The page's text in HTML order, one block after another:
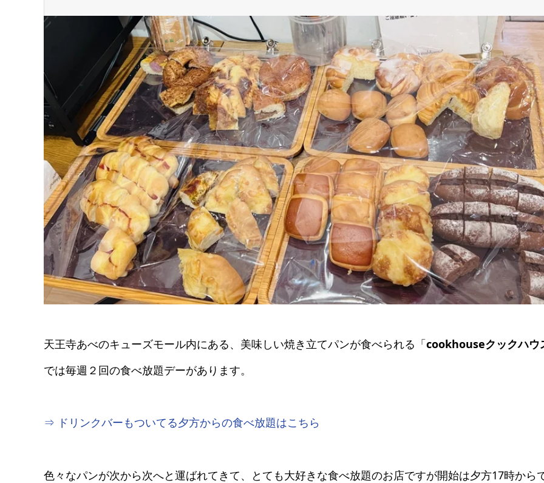
天王寺あべのキューズモール内にある、美味しい焼き立てパンが食べられる「cookhouseクックハウ
では毎週２回の食べ放題デーがあります。
⇒ ドリンクバーもついてる夕方からの食べ放題はこちら
色々なパンが次から次へと運ばれてきて、とても大好きな食べ放題のお店ですが開始は夕方17時から